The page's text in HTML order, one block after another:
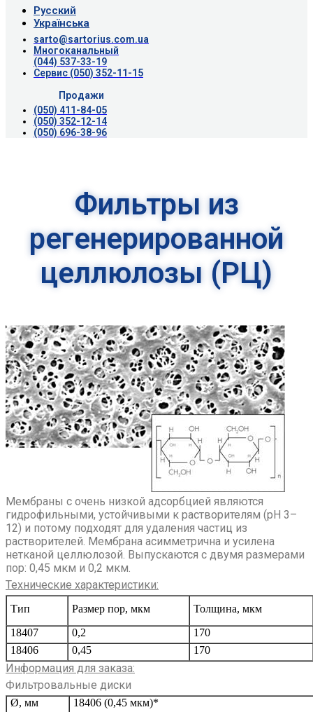
Русский
Українська
sarto@sartorius.com.ua
Многоканальный
(044) 537-33-19
Сервис (050) 352-11-15
Продажи
(050) 411-84-05
(050) 352-12-14
(050) 696-38-96
Фильтры из
регенерированной
целлюлозы (РЦ)
Мембраны с очень низкой адсорбцией являются
гидрофильными, устойчивыми к растворителям (pH 3–
12) и потому подходят для удаления частиц из
растворителей. Мембрана асимметрична и усилена
нетканой целлюлозой. Выпускаются с двумя размерами
пор: 0,45 мкм и 0,2 мкм.
Технические характеристики:
Тип Размер пор, мкм
Толщина, мкм
18407
0,2
170
18406
0,45 170
Информация для заказа:
Фильтровальные диски
Ø, мм 18406 (0,45 мкм)*